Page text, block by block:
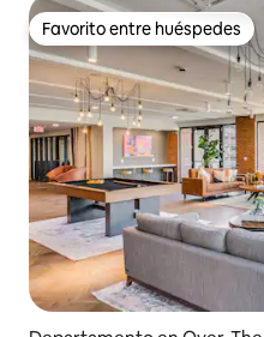
Favorito entre huéspedes
Favorito entre huéspedes